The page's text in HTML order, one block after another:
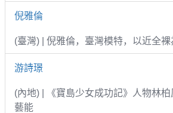
倪雅倫
(臺灣) | 倪雅倫，臺灣模特，以近全
游詩璟
(內地) | 《寶島少女成功記》人物林
藝能